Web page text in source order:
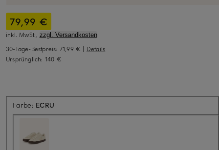
79,99 €
inkl. MwSt., zzgl. Versandkosten
30-Tage-Bestpreis: 71,99 € | Details
Ursprünglich: 140 €
Farbe: ECRU